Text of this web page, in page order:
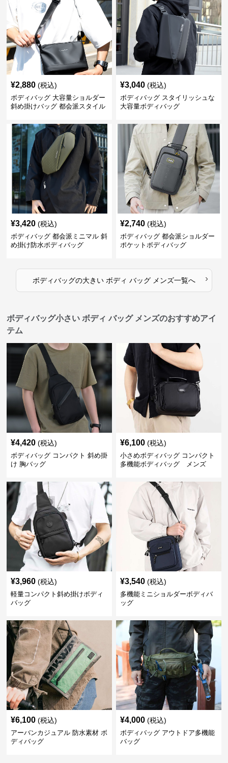
¥2,880 (税込)
ボディバッグ 大容量ショルダー
斜め掛けバッグ 都会派スタイル
¥3,040 (税込)
ボディバッグ スタイリッシュな
大容量ボディバッグ
¥3,420 (税込)
ボディバッグ 都会派ミニマル 斜
め掛け防水ボディバッグ
¥2,740 (税込)
ボディバッグ 都会派ショルダー
ポケットボディバッグ
ボディバッグの大きい ボディ バッグ メンズ一覧へ ›
ボディバッグ小さい ボディ バッグ メンズのおすすめアイ
テム
¥4,420 (税込)
ボディバッグ コンパクト 斜め掛
け 胸バッグ
¥6,100 (税込)
小さめボディバッグ コンパクト
多機能ボディバッグ メンズ
¥3,960 (税込)
軽量コンパクト斜め掛けボディ
バッグ
¥3,540 (税込)
多機能ミニショルダーボディバ
ッグ
¥6,100 (税込)
アーバンカジュアル 防水素材 ボ
ディバッグ
¥4,000 (税込)
ボディバッグ アウトドア多機能
バッグ